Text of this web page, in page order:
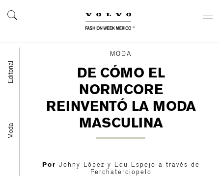
Editorial
Moda
MODA
DE CÓMO EL
NORMCORE
REINVENTÓ LA MODA
MASCULINA
Por Johny López y Edu Espejo a través de
Perchaterciopelo